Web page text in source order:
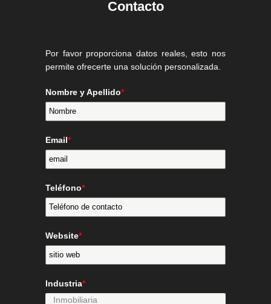
Contacto
Por favor proporciona datos reales, esto nos
permite ofrecerte una solución personalizada.
Nombre y Apellido*
Email*
Teléfono*
Website*
Industria*